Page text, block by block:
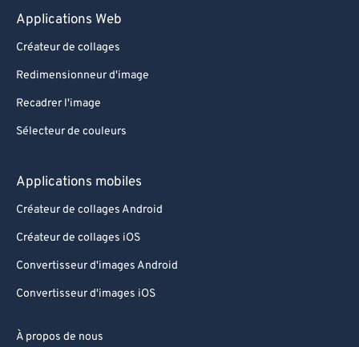
Applications Web
Créateur de collages
Redimensionneur d'image
Recadrer l'image
Sélecteur de couleurs
Applications mobiles
Créateur de collages Android
Créateur de collages iOS
Convertisseur d'images Android
Convertisseur d'images iOS
À propos de nous